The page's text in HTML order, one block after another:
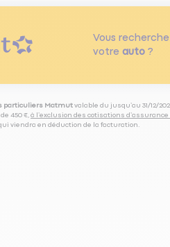
Vous
votre auto?
particuliers Matmutvalable du jusqu’au 31/12/
450 €, à l’exclusion des cotisations
viendra en déduction de la facturation.